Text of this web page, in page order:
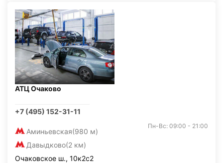
АТЦ Очаково
+7 (495) 152-31-11
Аминьевская(980 м)
Давыдково(2 км)
Пн-Вс: 09:00 - 21:00
Очаковское ш., 10к2с2